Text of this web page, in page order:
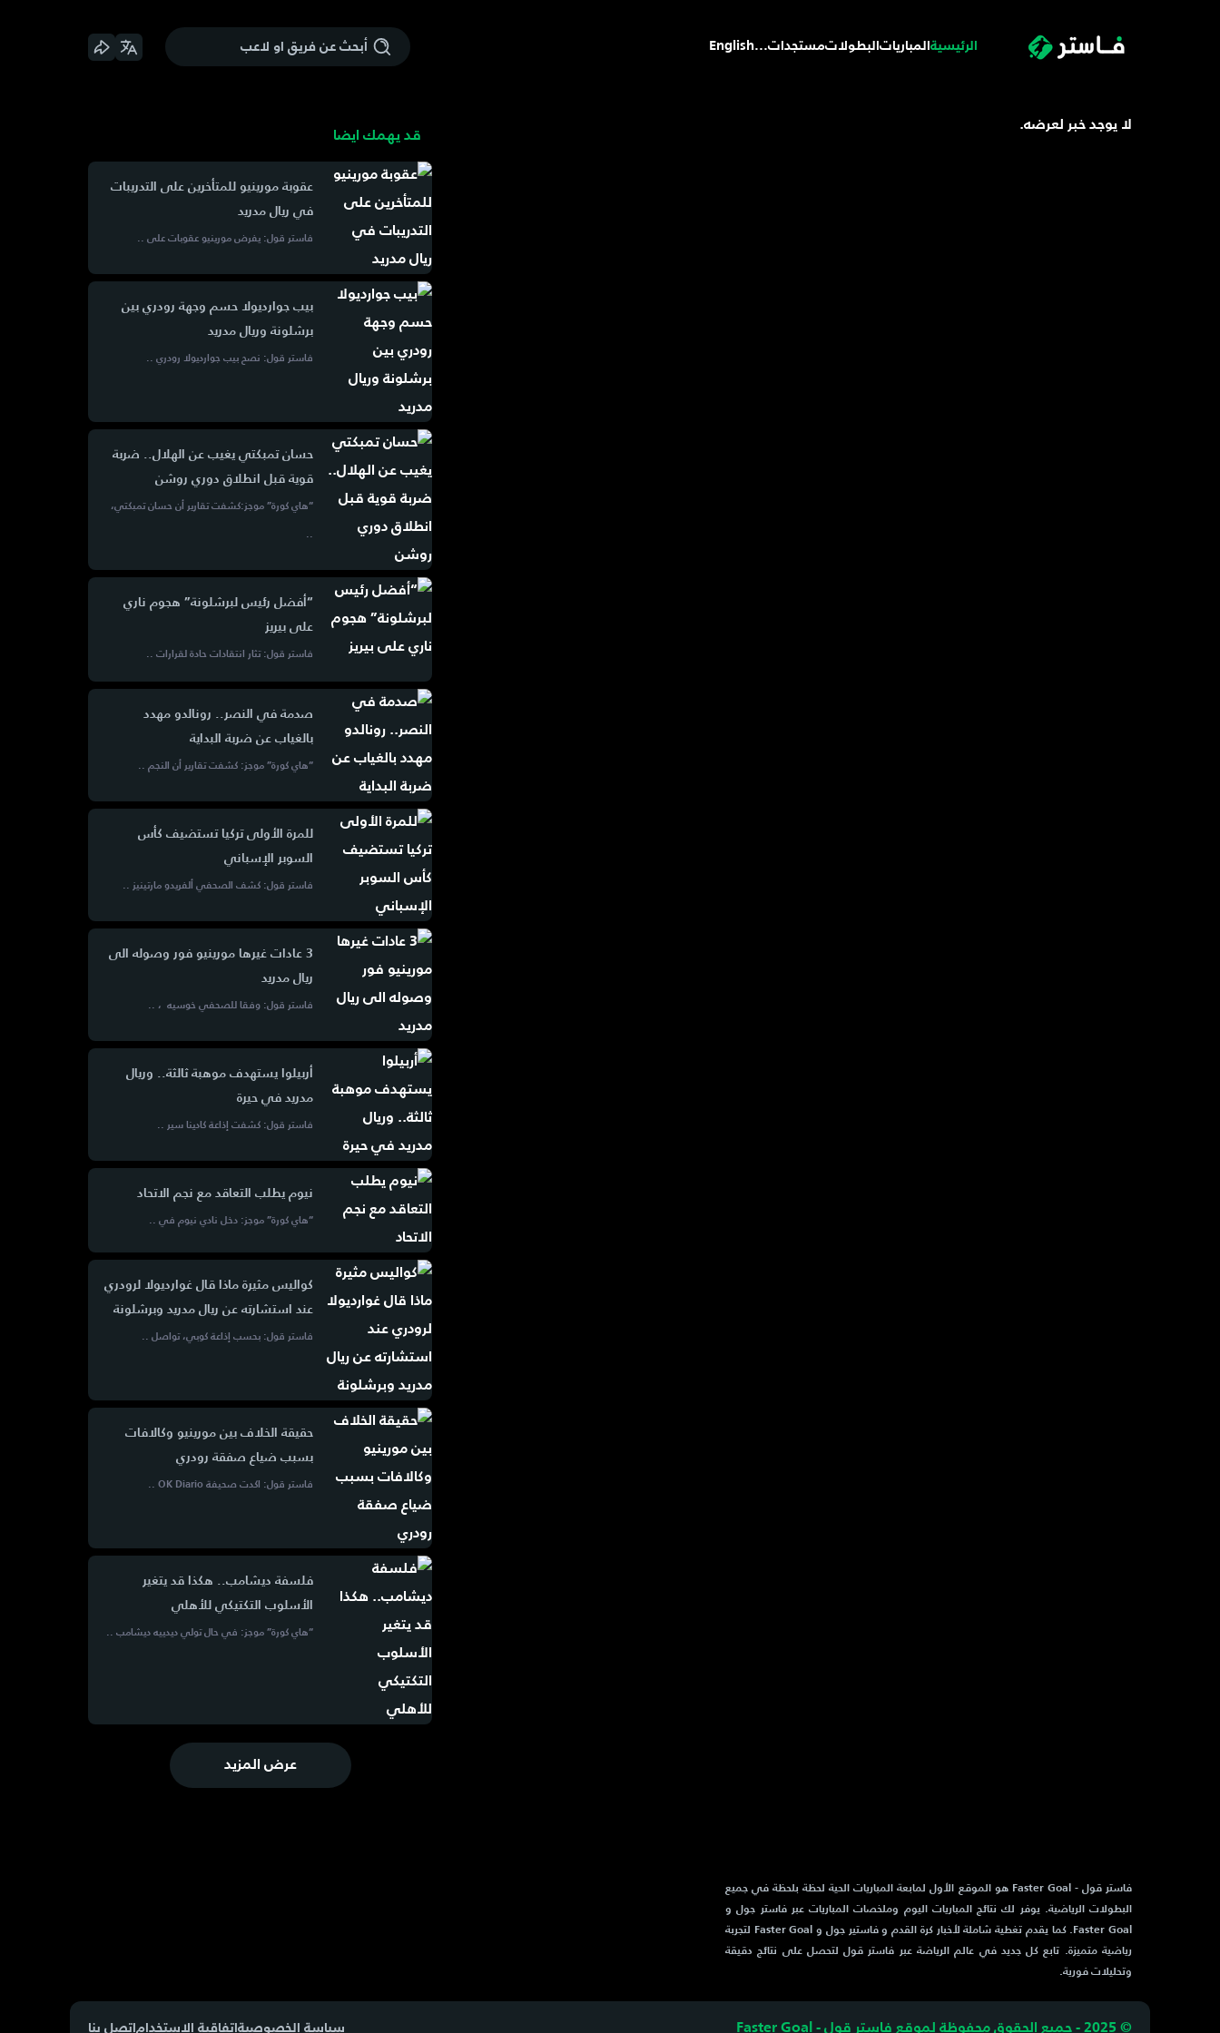
الرئيسية المباريات البطولاتمستجدات...
English
لا يوجد خبر لعرضه.
قد يهمك ايضا
عقوبة مورينيو للمتأخرين على التدريبات
في ريال مدريد
فاستر قول: يفرض مورينيو عقوبات على ..
بيب جوارديولا حسم وجهة رودري بين
برشلونة وريال مدريد
فاستر قول: نصح بيب جوارديولا رودري ..
حسان تمبكتي يغيب عن الهلال.. ضربة
قوية قبل انطلاق دوري روشن
“هاي كورة” موجز:كشفت تقارير أن حسان تمبكتي،
..
“أفضل رئيس لبرشلونة” هجوم ناري
على بيريز
فاستر قول: تثار انتقادات حادة لقرارات ..
صدمة في النصر.. رونالدو مهدد
بالغياب عن ضربة البداية
“هاي كورة” موجز: كشفت تقارير أن النجم ..
للمرة الأولى تركيا تستضيف كأس
السوبر الإسباني
فاستر قول: كشف الصحفي ألفريدو مارتينيز ..
3 عادات غيرها مورينيو فور وصوله الى
ريال مدريد
فاستر قول: وفقا للصحفي خوسيه ، ..
أربيلوا يستهدف موهبة ثالثة.. وريال
مدريد في حيرة
فاستر قول: كشفت إذاعة كادينا سير ..
نيوم يطلب التعاقد مع نجم الاتحاد
“هاي كورة” موجز: دخل نادي نيوم في ..
كواليس مثيرة ماذا قال غوارديولا لرودري
عند استشارته عن ريال مدريد وبرشلونة
فاستر قول: بحسب إذاعة كوبي، تواصل ..
حقيقة الخلاف بين مورينيو وكالافات
بسبب ضياع صفقة رودري
فاستر قول: اكدت صحيفة OK Diario ..
فلسفة ديشامب.. هكذا قد يتغير
الأسلوب التكتيكي للأهلي
“هاي كورة” موجز: في حال تولي ديدييه ديشامب ..
عرض المزيد
فاستر قول - Faster Goal هو الموقع الأول لمابعة المباريات الحية لحظة بلحظة في جميع
البطولات الرياضية. يوفر لك نتائج المباريات اليوم وملخصات المباريات عبر فاستر جول و
Faster Goal. كما يقدم تغطية شاملة لأخبار كرة القدم و فاستير جول و Faster Goal لتجربة
رياضية متميزة. تابع كل جديد في عالم الرياضة عبر فاستر قول لتحصل على نتائج دقيقة
وتحليلات فورية.
© 2025 - جميع الحقوق محفوظة لموقع فاستر قول - Faster Goal سياسة الخصوصيةإتفاقية الاستخدامإتصل بنا